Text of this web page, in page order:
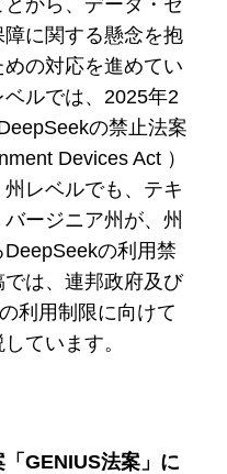
から、データ・セ
に関する懸念を抱
の対応を進めてい
ルでは、2025年2
の禁止法案
Devices Act ）
レベルでも、テキ
ージニア州が、州
の利用禁
は、連邦政府及び
利用制限に向けて
ています。
GENIUS法案」に